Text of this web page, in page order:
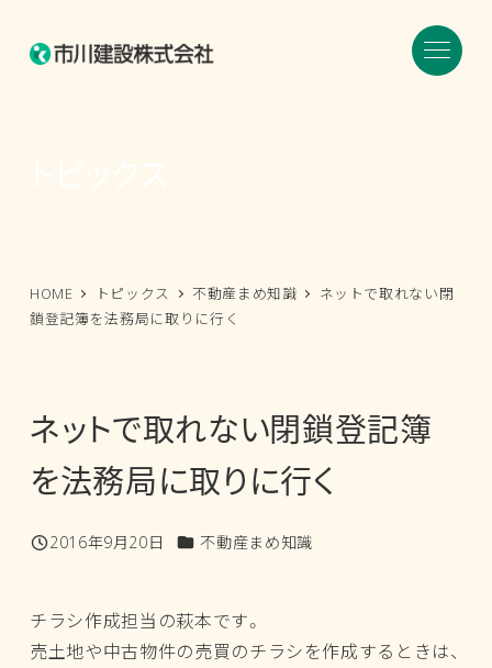
HOME トピックス 不動産まめ知識
ネットで取れない閉
鎖登記簿を法務局に取りに行く
ネットで取れない閉鎖登記簿
を法務局に取りに行く
投稿日
2016年9月20日 カテゴリー
不動産まめ知識
チラシ作成担当の萩本です。
売土地や中古物件の売買のチラシを作成するときは、